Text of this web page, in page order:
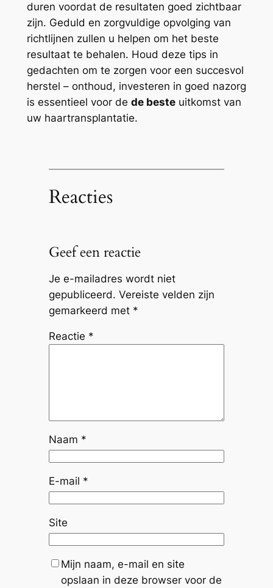
duren voordat de resultaten goed zichtbaar
zijn. Geduld en zorgvuldige opvolging van
richtlijnen zullen u helpen om het beste
resultaat te behalen. Houd deze tips in
gedachten om te zorgen voor een succesvol
herstel – onthoud, investeren in goed nazorg
is essentieel voor de de besteuitkomst van
uw haartransplantatie.
Reacties
Geef een reactie
Je e-mailadres wordt niet
gepubliceerd. Vereiste velden zijn
gemarkeerd met *
Reactie *
Naam *
E-mail *
Site
Mijn naam, e-mail en site
opslaan in deze browser voor de